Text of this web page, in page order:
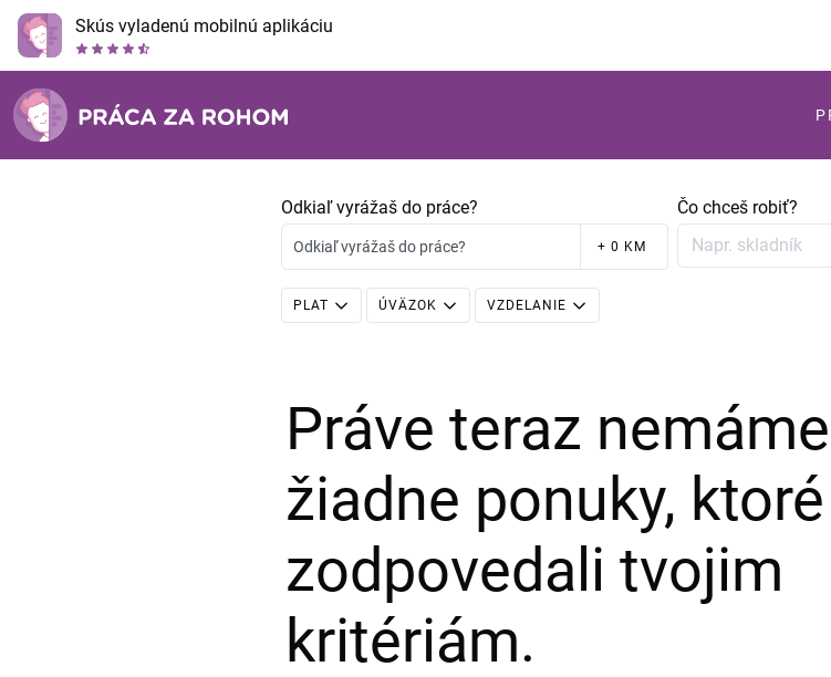
Skús vyladenú mobilnú aplikáciu
Odkiaľ vyrážaš do práce?
Odkiaľ vyrážaš do práce? + 0 KM
Čo chceš robiť?
PLAT ÚVÄZOK VZDELANIE
Práve teraz nemáme
žiadne ponuky,
zodpovedali tvojim
kritériám.